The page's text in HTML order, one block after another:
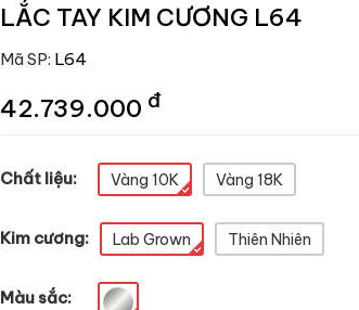
LẮC TAY KIM CƯƠNG L64
Mã SP: L64
42.739.000 đ
Chất liệu: Vàng 10K Vàng 18K
Kim cương: Lab Grown Thiên Nhiên
Màu sắc: